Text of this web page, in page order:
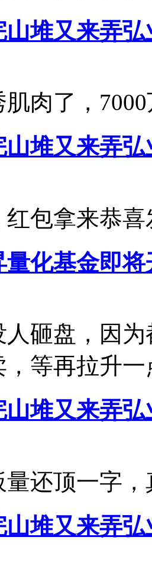
山堆又来弄弘
肉了，
山堆又来弄弘
红包拿来恭喜
量化基金即
人砸盘，因
等再拉升
山堆又来弄弘
量还顶一字
山堆又来弄弘